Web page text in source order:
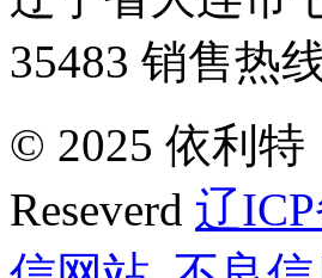
35483 销售热
© 2025 依利
Reseverd 辽